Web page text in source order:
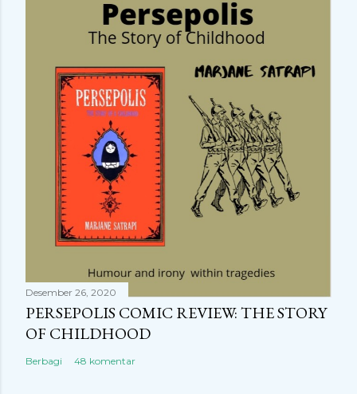
Desember 26, 2020
PERSEPOLIS COMIC REVIEW: THE STORY
OF CHILDHOOD
Berbagi 48 komentar